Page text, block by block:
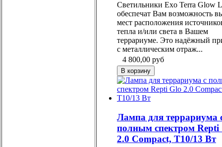
Светильники Exo Terra Glow
обеспечат Вам возможность
мест расположения
тепла и/или света в Вашем
террариуме. Это надёжный
с металлическим отраж...
4 800,00 руб
Лампа для террариума
полным спектром Repti
2.0 Compact, Т10/13 Вт